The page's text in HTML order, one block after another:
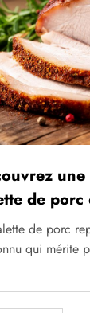
de
de porc
qui mérite